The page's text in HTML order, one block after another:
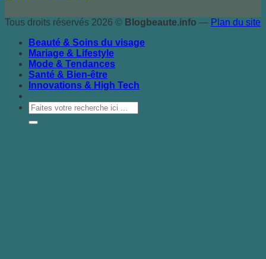
Tous droits réservés 2026 © Blogbeaute.info — Plan du site
Beauté & Soins du visage
Mariage & Lifestyle
Mode & Tendances
Santé & Bien-être
Innovations & High Tech